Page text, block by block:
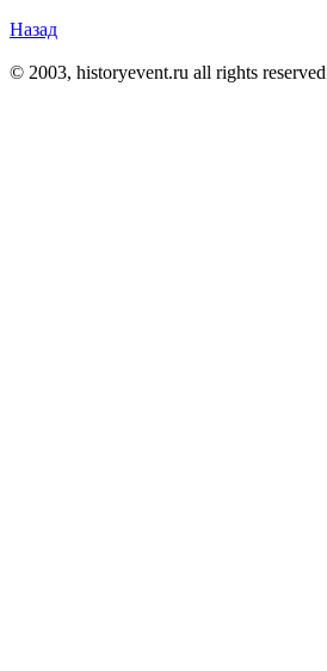
Назад
© 2003, historyevent.ru all rights reserved